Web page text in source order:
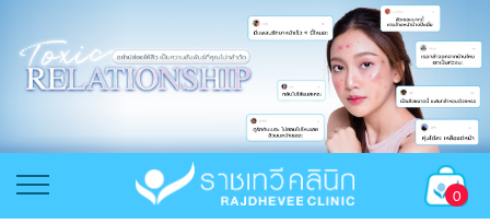
0